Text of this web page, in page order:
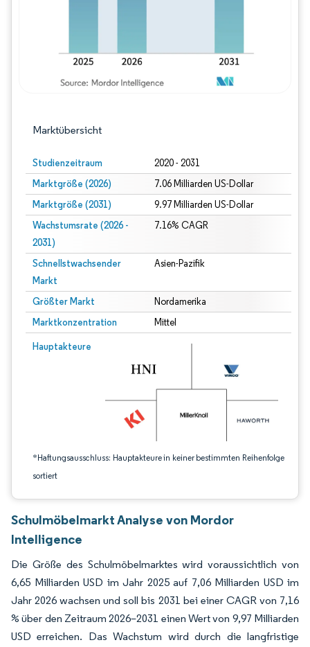
Marktübersicht
Studienzeitraum 2020 - 2031
Marktgröße (2026) 7.06 Milliarden US-Dollar
Marktgröße (2031) 9.97 Milliarden US-Dollar
Wachstumsrate (2026 -
2031)
7.16% CAGR
Schnellstwachsender
Markt
Asien-Pazifik
Größter Markt Nordamerika
Marktkonzentration Mittel
Hauptakteure
*Haftungsausschluss: Hauptakteure in keiner bestimmten Reihenfolge
sortiert
Bild © Mordor Intelligence. Wiederverwendung erfordert Namensnennung
Schulmöbelmarkt Analyse von Mordor
Intelligence
Die Größe des Schulmöbelmarktes wird voraussichtlich von
6,65 Milliarden USD im Jahr 2025 auf 7,06 Milliarden USD im
Jahr 2026 wachsen und soll bis 2031 bei einer CAGR von 7,16
% über den Zeitraum 2026–2031 einen Wert von 9,97 Milliarden
USD erreichen. Das Wachstum wird durch die langfristige